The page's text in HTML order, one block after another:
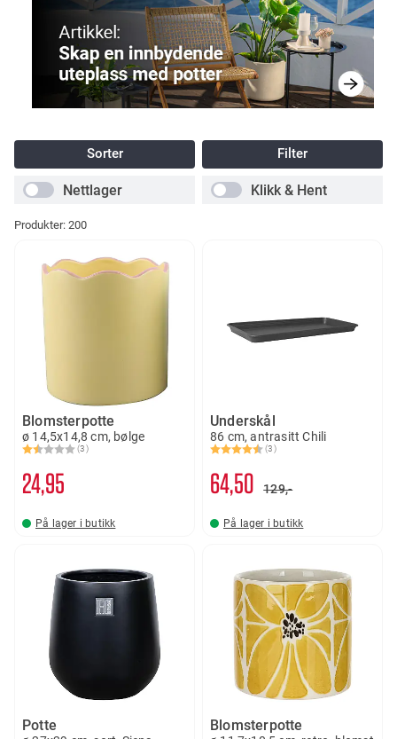
Nettlager Klikk & Hent
Produkter: 200
Blomsterpotte
ø 14,5x14,8 cm, bølge
Karakter:
(3)
1.7 av 5 mulige
2495
På lager i butikk
Underskål
86 cm, antrasitt Chili
Karakter:
(3)
4.7 av 5 mulige
6450 129,-
På lager i butikk
Potte Blomsterpotte
Filter
Sorter